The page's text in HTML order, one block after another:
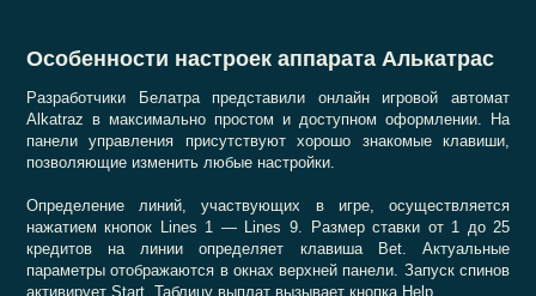
Особенности настроек аппарата Алькатрас
Разработчики Белатра представили онлайн игровой автомат
Alkatraz в максимально простом и доступном оформлении. На
панели управления присутствуют хорошо знакомые клавиши,
позволяющие изменить любые настройки.
Определение линий, участвующих в игре, осуществляется
нажатием кнопок Lines 1 — Lines 9. Размер ставки от 1 до 25
кредитов на линии определяет клавиша Bet. Актуальные
параметры отображаются в окнах верхней панели. Запуск спинов
активирует Start. Таблицу выплат вызывает кнопка Help.